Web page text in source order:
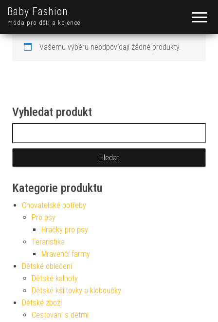
Baby Fashion
móda pro děti a kojence
Vašemu výběru neodpovídají žádné produkty.
Vyhledat produkt
Kategorie produktu
Chovatelské potřeby
Pro psy
Hračky pro psy
Teraristika
Mravenčí farmy
Dětské oblečení
Dětské kalhoty
Dětské kšiltovky a kloboučky
Dětské zboží
Cestování s dětmi